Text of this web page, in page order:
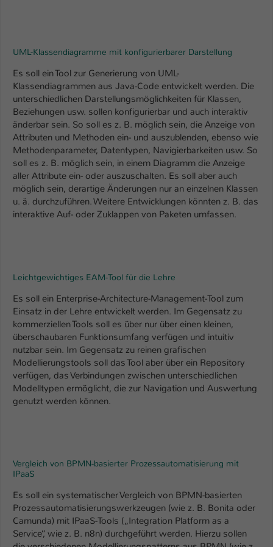
UML-Klassendiagramme mit konfigurierbarer Darstellung
Es soll ein Tool zur Generierung von UML-
Klassendiagrammen aus Java-Code entwickelt werden. Die
unterschiedlichen Darstellungsmöglichkeiten für Klassen,
Beziehungen usw. sollen konfigurierbar und auch interaktiv
änderbar sein. So soll es z. B. möglich sein, die Anzeige von
Attributen und Methoden ein- und auszublenden, ebenso wie
Methodenparameter, Datentypen, Navigierbarkeiten usw. So
soll es z. B. möglich sein, in einem Diagramm die Anzeige
aller Attribute ein- oder auszuschalten. Es soll aber auch
möglich sein, derartige Änderungen nur an einzelnen Klassen
u. ä. durchzuführen. Weitere Entwicklungen könnten z. B. das
interaktive Auf- oder Zuklappen von Paketen umfassen.
Leichtgewichtiges EAM-Tool für die Lehre
Es soll ein Enterprise-Architecture-Management-Tool zum
Einsatz in der Lehre entwickelt werden. Im Gegensatz zu
kommerziellen Tools soll es über nur über einen kleinen,
überschaubaren Funktionsumfang verfügen und intuitiv
nutzbar sein. Im Gegensatz zu reinen grafischen
Modellierungstools soll das Tool aber über ein Repository
verfügen, das Verbindungen zwischen unterschiedlichen
Modelltypen ermöglicht, die zur Navigation und Auswertung
genutzt werden können.
Vergleich von BPMN-basierter Prozessautomatisierung mit
IPaaS
Es soll ein systematischer Vergleich von BPMN-basierten
Prozessautomatisierungswerkzeugen (wie z. B. Bonita oder
Camunda) mit IPaaS-Tools („Integration Platform as a
Service“, wie z. B. n8n) durchgeführt werden. Hierzu sollen
Betreiber dies eingestellt hat.
Name fe_typo_user / PHPSESSID
Anbieter TYPO3
Laufzeit 1 Woche
Zweck
Dieses Cookie ist ein Standard-Session-
Cookie von TYPO3. Es speichert im Fall
eines Intranet-Logins die Session-ID. So
kann der eingeloggte Benutzer
Name be_typo_user
Anbieter TYPO3
Laufzeit 1 Tag
Zweck
Dieser Cookie teilt der Webseite mit, ob
ein Besucher im Typo3-Backend
angemeldet ist und Rechte besitzt diese